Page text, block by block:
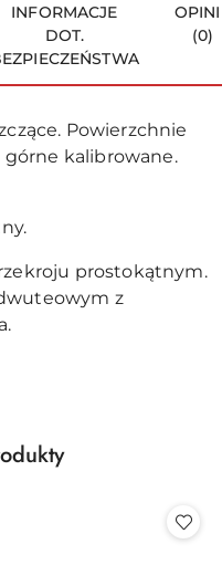
INFORMACJE
DOT.
(0)
Powierzchnie
górne kalibrowane.
prostokątnym.
z